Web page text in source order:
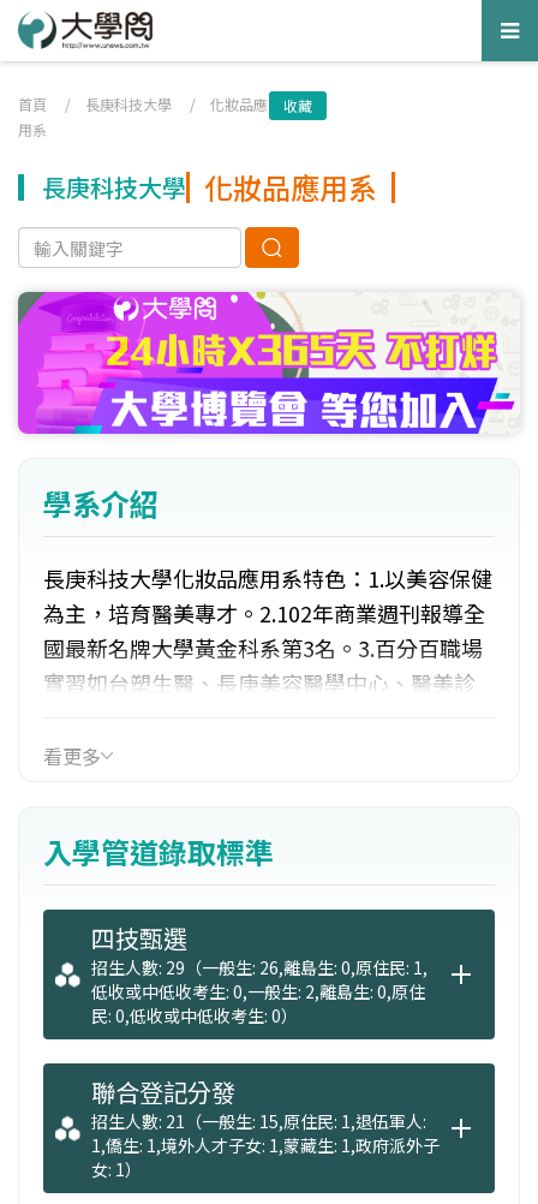
首頁 / 長庚科技大學 / 化妝品應
用系
收藏
長庚科技大學 化妝品應用系
學系介紹
長庚科技大學化妝品應用系特色：1.以美容保健
為主，培育醫美專才。2.102年商業週刊報導全
國最新名牌大學黃金科系第3名。3.百分百職場
實習如台塑生醫、長庚美容醫學中心、醫美診
87％，超出全國2倍以上。5.畢業生就業率近九
看更多
入學管道錄取標準
四技甄選
招生人數: 29（一般生: 26,離島生: 0,原住民: 1,
低收或中低收考生: 0,一般生: 2,離島生: 0,原住
民: 0,低收或中低收考生: 0）
聯合登記分發
招生人數: 21（一般生: 15,原住民: 1,退伍軍人:
1,僑生: 1,境外人才子女: 1,蒙藏生: 1,政府派外子
女: 1）